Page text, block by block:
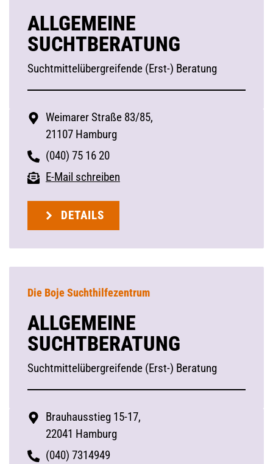
ALLGEMEINE
SUCHTBERATUNG
Suchtmittelübergreifende (Erst-) Beratung
Weimarer Straße 83/85,
21107 Hamburg
(040) 75 16 20
E-Mail schreiben
DETAILS
Die Boje Suchthilfezentrum
ALLGEMEINE
SUCHTBERATUNG
Suchtmittelübergreifende (Erst-) Beratung
Brauhausstieg 15-17,
22041 Hamburg
(040) 7314949